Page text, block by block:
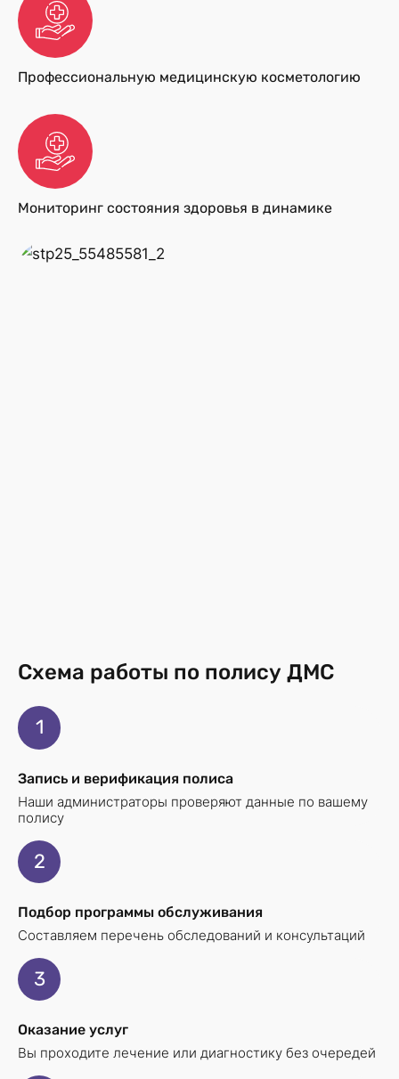
Профессиональную медицинскую косметологию
Мониторинг состояния здоровья в динамике
Схема работы по полису ДМС
1
Запись и верификация полиса
Наши администраторы проверяют данные по вашему
полису
2
Подбор программы обслуживания
Составляем перечень обследований и консультаций
3
Оказание услуг
Вы проходите лечение или диагностику без очередей